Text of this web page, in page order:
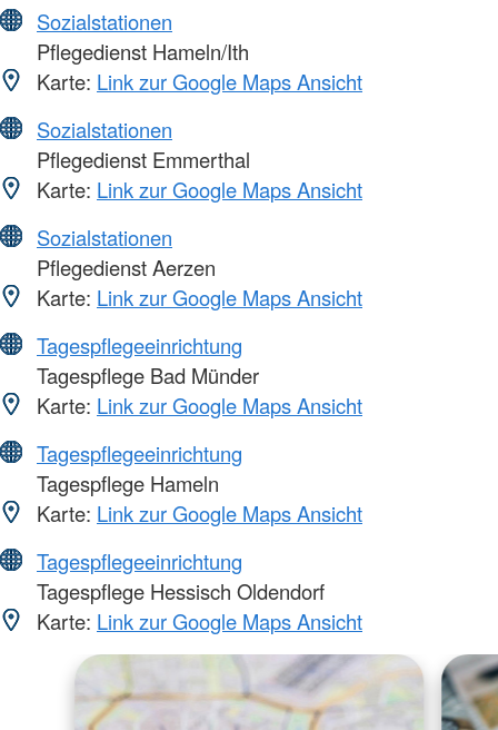
Sozialstationen
Pflegedienst Hameln/Ith
Karte: Link zur Google Maps Ansicht
Sozialstationen
Pflegedienst Emmerthal
Karte: Link zur Google Maps Ansicht
Sozialstationen
Pflegedienst Aerzen
Karte: Link zur Google Maps Ansicht
Tagespflegeeinrichtung
Tagespflege Bad Münder
Karte: Link zur Google Maps Ansicht
Tagespflegeeinrichtung
Tagespflege Hameln
Karte: Link zur Google Maps Ansicht
Tagespflegeeinrichtung
Tagespflege Hessisch Oldendorf
Karte: Link zur Google Maps Ansicht